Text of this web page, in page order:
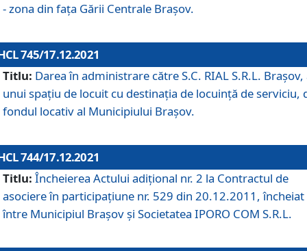
- zona din faţa Gării Centrale Brașov.
745/17.12.2021
Titlu: Darea în administrare către S.C. RIAL S.R.L. Brașov,
unui spațiu de locuit cu destinația de locuință de serviciu,
fondul locativ al Municipiului Brașov.
744/17.12.2021
Titlu: Încheierea Actului adițional nr. 2 la Contractul de
asociere în participațiune nr. 529 din 20.12.2011, încheiat
între Municipiul Brașov și Societatea IPORO COM S.R.L.